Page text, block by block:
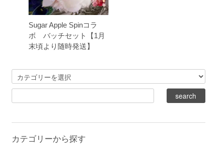
Sugar Apple Spinコラ
ボ バッチセット【1月
末頃より随時発送】
カテゴリーから探す